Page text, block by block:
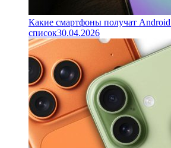
Какие смартфоны получат
список30.04.2026